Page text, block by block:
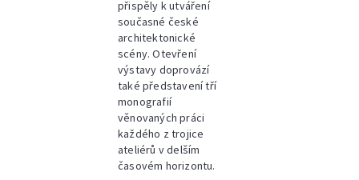
přispěly k utváření
současné české
architektonické
scény. Otevření
výstavy doprovází
také představení tří
monografií
věnovaných práci
každého z trojice
ateliérů v delším
časovém horizontu.